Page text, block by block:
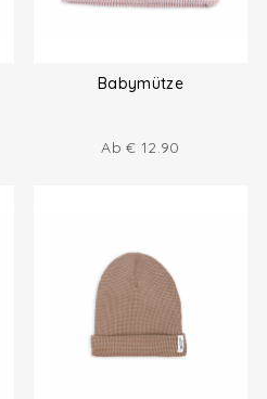
Babymütze
Ab€ 12.90